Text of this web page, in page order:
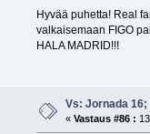
Hyvää puhetta! Real
valkaisemaan FIGO
HALA MADRID!!!
Vs: Jornada 16;
«Vastaus #86 :